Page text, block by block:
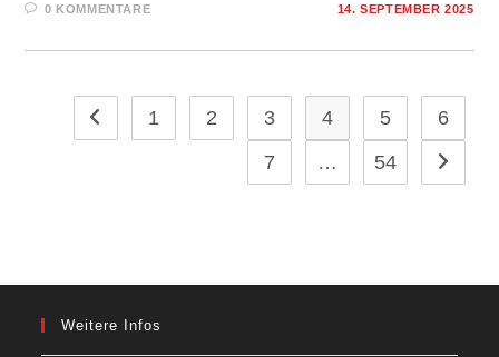
0 KOMMENTARE 14. SEPTEMBER 2025
Zur vorherigen Seite
1 2 3 4 5
6
7
… 54 Zur
Weitere Infos